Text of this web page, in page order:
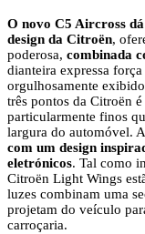
O novo C5 Aircross
design da Citroën,
poderosa, combinada
dianteira expressa
orgulhosamente
três pontos da Citroën
particularmente finos
largura do automóvel.
com um design
eletrónicos. Tal como
Citroën Light Wings
luzes combinam uma
projetam do veículo
carroçaria.